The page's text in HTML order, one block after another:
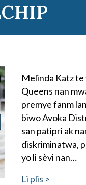
Melinda Katz
Queens nan
premye fanm
biwo Avoka
san patipri ak
diskriminatwa,
yo li sèvi nan…
Li plis >